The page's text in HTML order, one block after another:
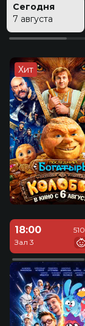
Сегодня
7 августа
Хит
18:00
Зал 3